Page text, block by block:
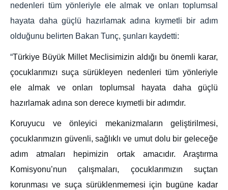
nedenleri tüm yönleriyle ele almak ve onları toplumsal
hayata daha güçlü hazırlamak adına kıymetli bir adım
olduğunu belirten Bakan Tunç, şunları kaydetti:
“Türkiye Büyük Millet Meclisimizin aldığı bu önemli karar,
çocuklarımızı suça sürükleyen nedenleri tüm yönleriyle
ele almak ve onları toplumsal hayata daha güçlü
hazırlamak adına son derece kıymetli bir adımdır.
Koruyucu ve önleyici mekanizmaların geliştirilmesi,
çocuklarımızın güvenli, sağlıklı ve umut dolu bir geleceğe
adım atmaları hepimizin ortak amacıdır. Araştırma
Komisyonu’nun çalışmaları, çocuklarımızın suçtan
korunması ve suça sürüklenmemesi için bugüne kadar